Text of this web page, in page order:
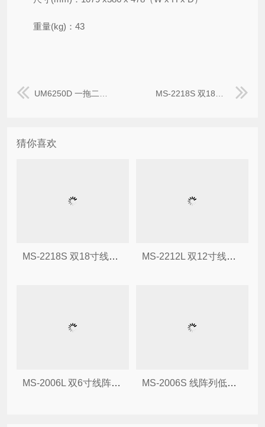
重量(kg)：43
UM6250D 一拖二无线头戴话筒 MS-2218S 双18寸线阵超低频扬声器
猜你喜欢
MS-2218S 双18寸线阵超低频扬声器 MS-2212L 双12寸线阵全频扬声器
MS-2006L 双6寸线阵列全频扬声器 MS-2006S 线阵列低频扬声器